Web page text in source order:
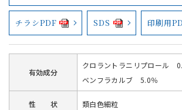
チラシPDF SDS 印刷用
有効成分
クロラントラニリプロール
ベンフラカルブ 5.0％
性 状 類白色細粒